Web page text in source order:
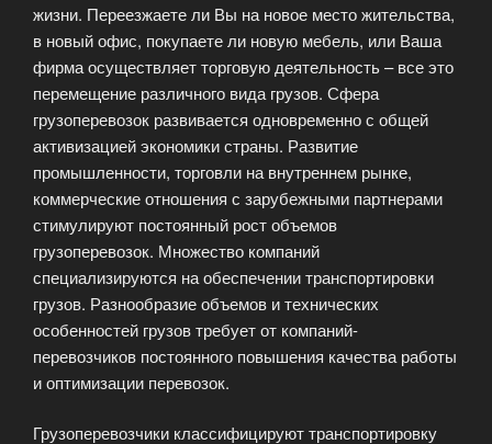
жизни. Переезжаете ли Вы на новое место жительства,
в новый офис, покупаете ли новую мебель, или Ваша
фирма осуществляет торговую деятельность – все это
перемещение различного вида грузов. Сфера
грузоперевозок развивается одновременно с общей
активизацией экономики страны. Развитие
промышленности, торговли на внутреннем рынке,
коммерческие отношения с зарубежными партнерами
стимулируют постоянный рост объемов
грузоперевозок. Множество компаний
специализируются на обеспечении транспортировки
грузов. Разнообразие объемов и технических
особенностей грузов требует от компаний-
перевозчиков постоянного повышения качества работы
и оптимизации перевозок.
Грузоперевозчики классифицируют транспортировку